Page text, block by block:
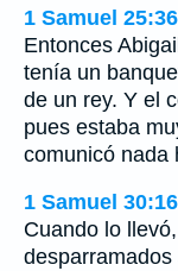
1 Samuel
Entonces
tenía un
de un rey. Y el
pues estaba
comunicó
1 Samuel
Cuando lo